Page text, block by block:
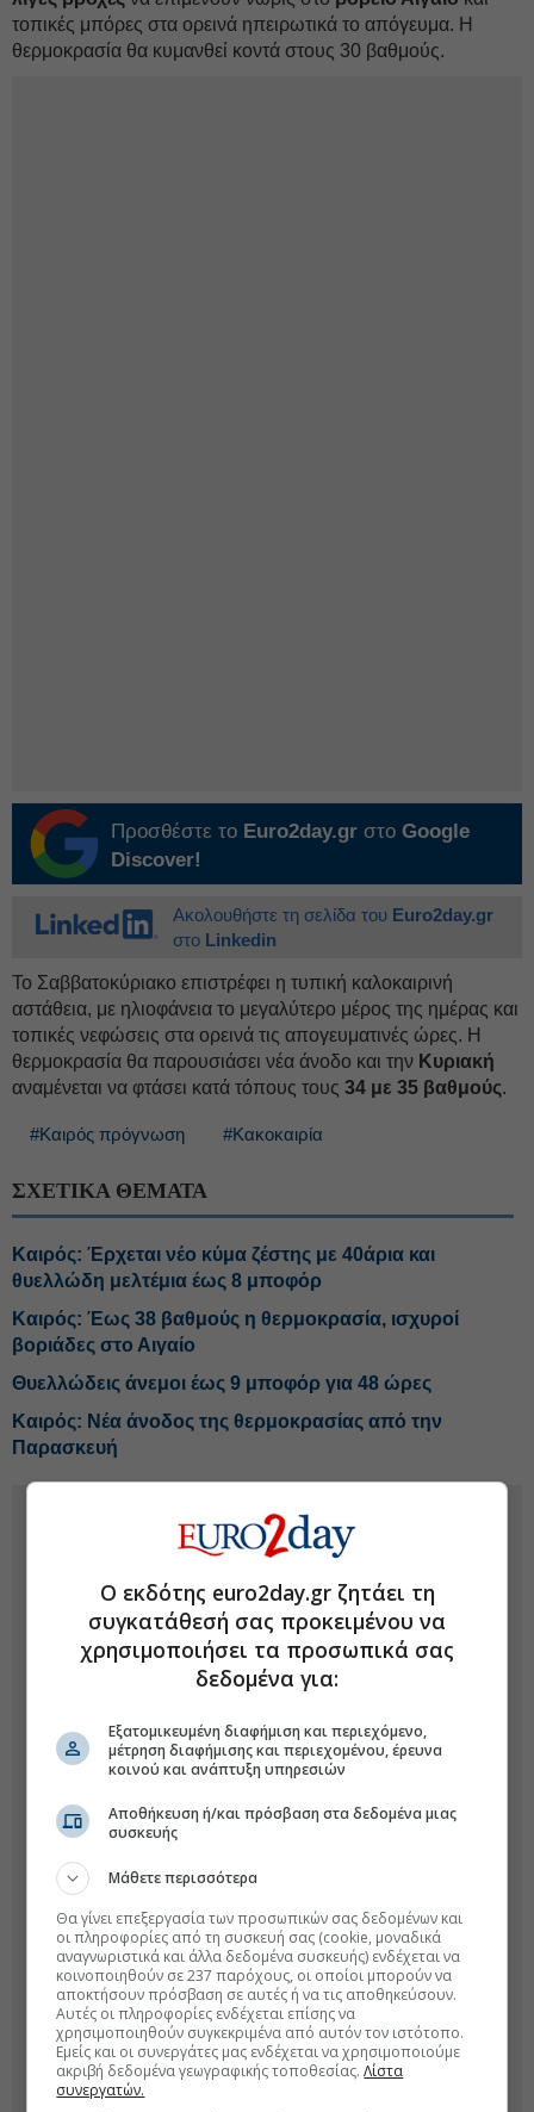
τοπικές μπόρες στα ορεινά ηπειρωτικά το απόγευμα. Η
θερμοκρασία θα κυμανθεί κοντά στους 30 βαθμούς.
Προσθέστε το Euro2day.gr στο Google
Discover!
Ακολουθήστε τη σελίδα του Euro2day.gr
στο Linkedin
Το Σαββατοκύριακο επιστρέφει η τυπική καλοκαιρινή
αστάθεια, με ηλιοφάνεια το μεγαλύτερο μέρος της ημέρας και
τοπικές νεφώσεις στα ορεινά τις απογευματινές ώρες. Η
θερμοκρασία θα παρουσιάσει νέα άνοδο και την Κυριακή
αναμένεται να φτάσει κατά τόπους τους 34 με 35 βαθμούς.
#Καιρός πρόγνωση #Κακοκαιρία
ΣΧΕΤΙΚΑ ΘΕΜΑΤΑ
Καιρός: Έρχεται νέο κύμα ζέστης με 40άρια και
θυελλώδη μελτέμια έως 8 μποφόρ
Καιρός: Έως 38 βαθμούς η θερμοκρασία, ισχυροί
βοριάδες στο Αιγαίο
Θυελλώδεις άνεμοι έως 9 μποφόρ για 48 ώρες
Καιρός: Νέα άνοδος της θερμοκρασίας από την
Παρασκευή
Ο εκδότης euro2day.gr ζητάει τη
συγκατάθεσή σας προκειμένου να
χρησιμοποιήσει τα προσωπικά σας
δεδομένα για:
Εξατομικευμένη διαφήμιση και περιεχόμενο,
μέτρηση διαφήμισης και περιεχομένου, έρευνα
κοινού και ανάπτυξη υπηρεσιών
Αποθήκευση ή/και πρόσβαση στα δεδομένα μιας
συσκευής
Μάθετε περισσότερα
Θα γίνει επεξεργασία των προσωπικών σας δεδομένων και
οι πληροφορίες από τη συσκευή σας (cookie, μοναδικά
αναγνωριστικά και άλλα δεδομένα συσκευής) ενδέχεται να
κοινοποιηθούν σε 237 παρόχους, οι οποίοι μπορούν να
αποκτήσουν πρόσβαση σε αυτές ή να τις αποθηκεύσουν.
Αυτές οι πληροφορίες ενδέχεται επίσης να
χρησιμοποιηθούν συγκεκριμένα από αυτόν τον ιστότοπο.
Εμείς και οι συνεργάτες μας ενδέχεται να χρησιμοποιούμε
ακριβή δεδομένα γεωγραφικής τοποθεσίας.Λίστα
συνεργατών.